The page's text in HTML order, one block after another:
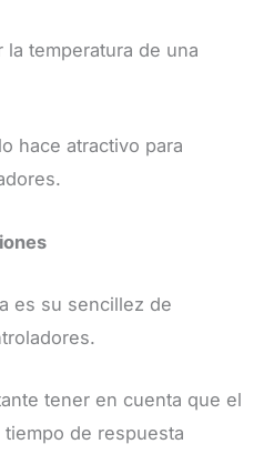
la temperatura de una
hace atractivo para
es su sencillez de
tener en cuenta que el
de respuesta